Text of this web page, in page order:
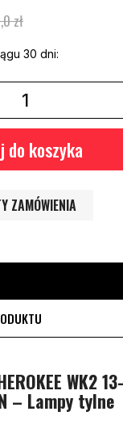
zł
30 dni:
do koszyka
ZAMÓWIENIA
WK2
– Lampy tylne